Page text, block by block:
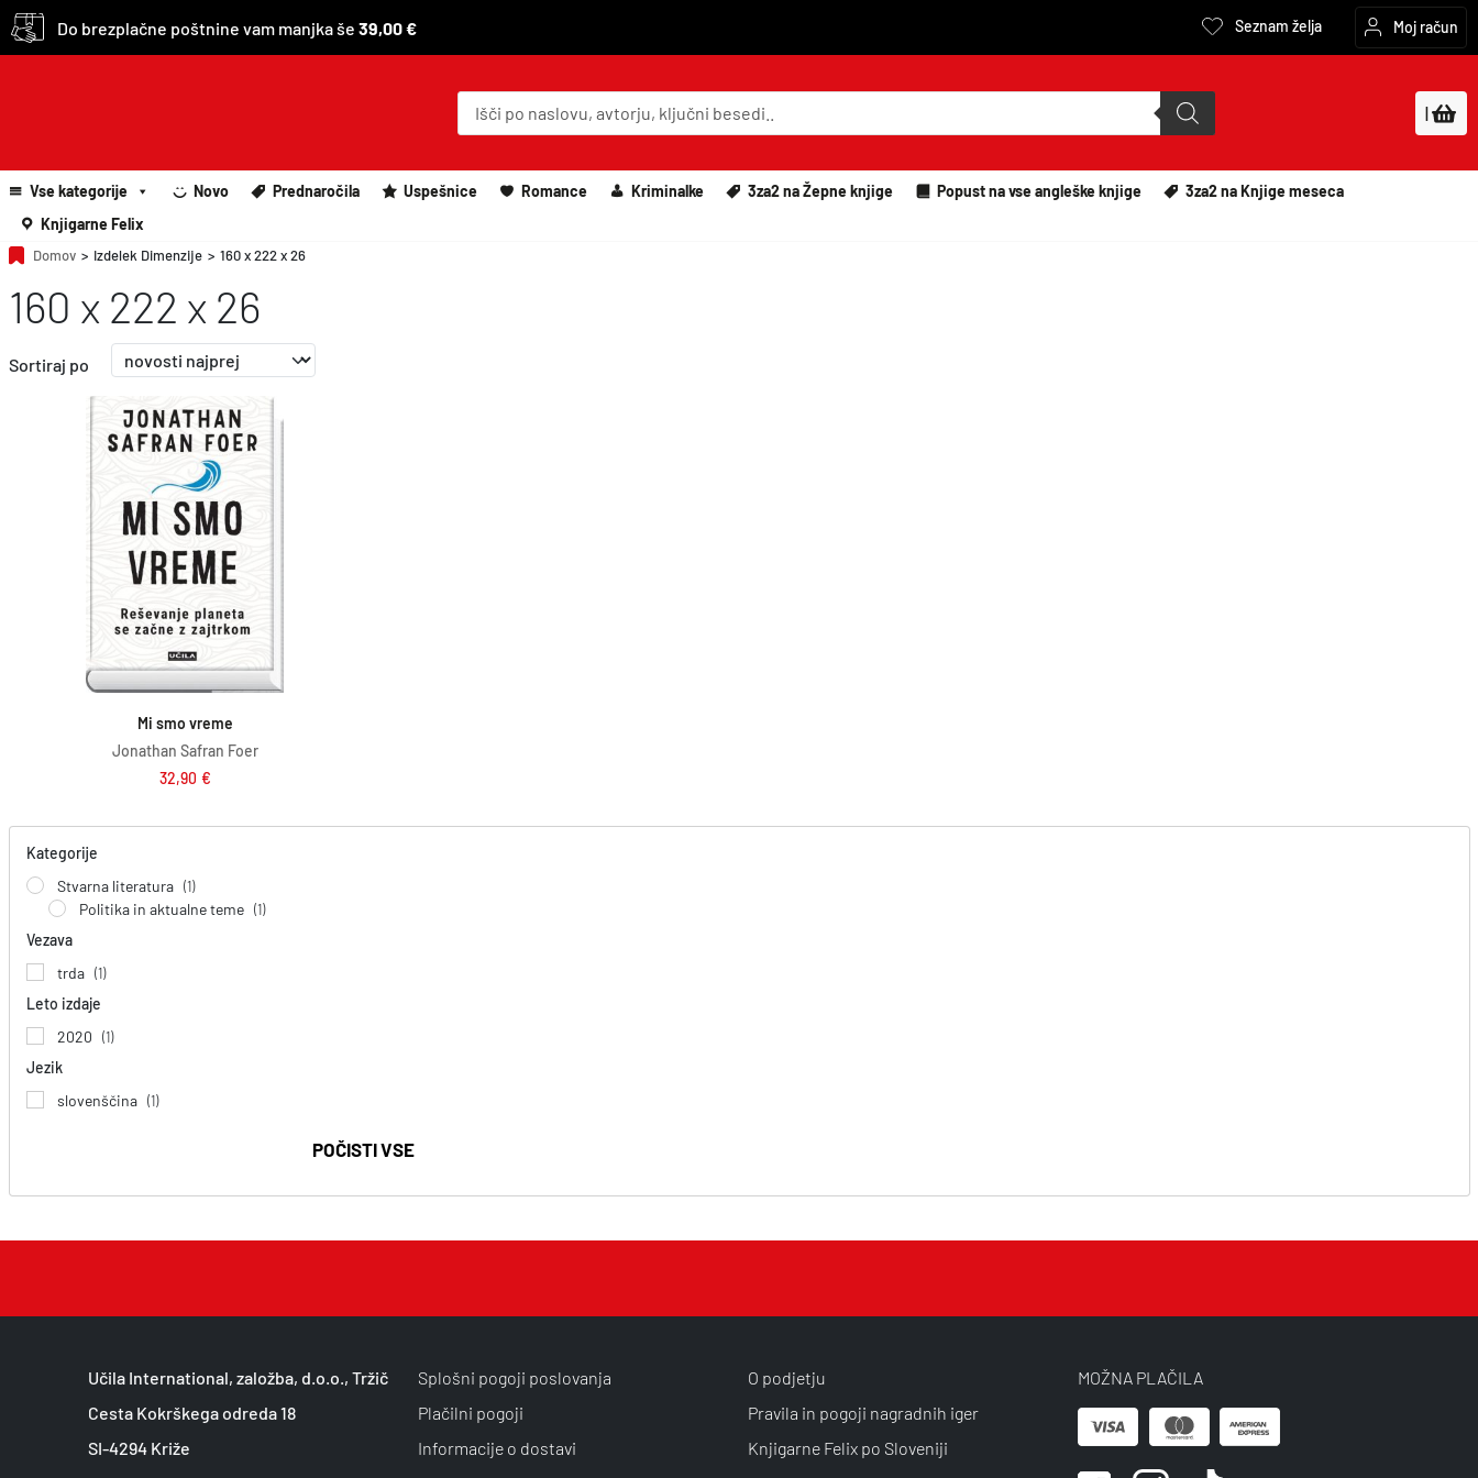
Do brezplačne poštnine vam manjka še 39,00 € Seznam želja Moj račun
P
o
u
c
t
|
Vse kategorije Novo Prednaročila Uspešnice Romance Kriminalke 3za2 na Žepne knjige Popust na vse angleške knjige
3za2 na Knjige meseca
Knjigarne Felix
Domov > Izdelek Dimenzije > 160 x 222 x 26
160 x 222 x 26
Sortiraj po
Mi smo vreme
Jonathan Safran Foer
32,90 €
Dodaj v košarico
Kategorije
Stvarna literatura (1)
Politika in aktualne teme (1)
Vezava
trda (1)
Leto izdaje
2020
(1)
Jezik
slovenščina (1)
POČISTI VSE
Učila International, založba, d.o.o., Tržič
Cesta Kokrškega odreda 18
SI-4294 Križe
Splošni pogoji poslovanja
Plačilni pogoji
Informacije o dostavi
O podjetju
Pravila in pogoji nagradnih iger
Knjigarne Felix po Sloveniji
MOŽNA PLAČILA